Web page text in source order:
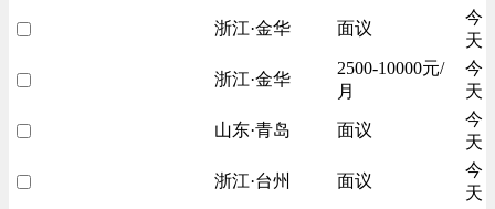
浙江·金华 面议
今
天
浙江·金华
2500-10000元/
月
今
天
山东·青岛 面议
今
天
浙江·台州 面议
今
天